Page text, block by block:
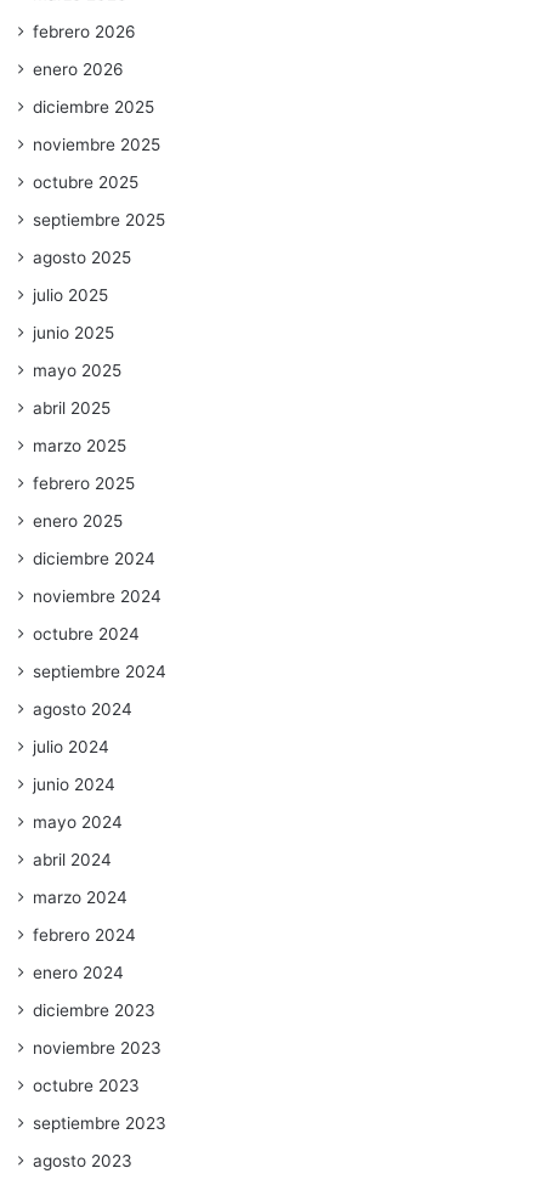
febrero 2026
enero 2026
diciembre 2025
noviembre 2025
octubre 2025
septiembre 2025
agosto 2025
julio 2025
junio 2025
mayo 2025
abril 2025
marzo 2025
febrero 2025
enero 2025
diciembre 2024
noviembre 2024
octubre 2024
septiembre 2024
agosto 2024
julio 2024
junio 2024
mayo 2024
abril 2024
marzo 2024
febrero 2024
enero 2024
diciembre 2023
noviembre 2023
octubre 2023
septiembre 2023
agosto 2023